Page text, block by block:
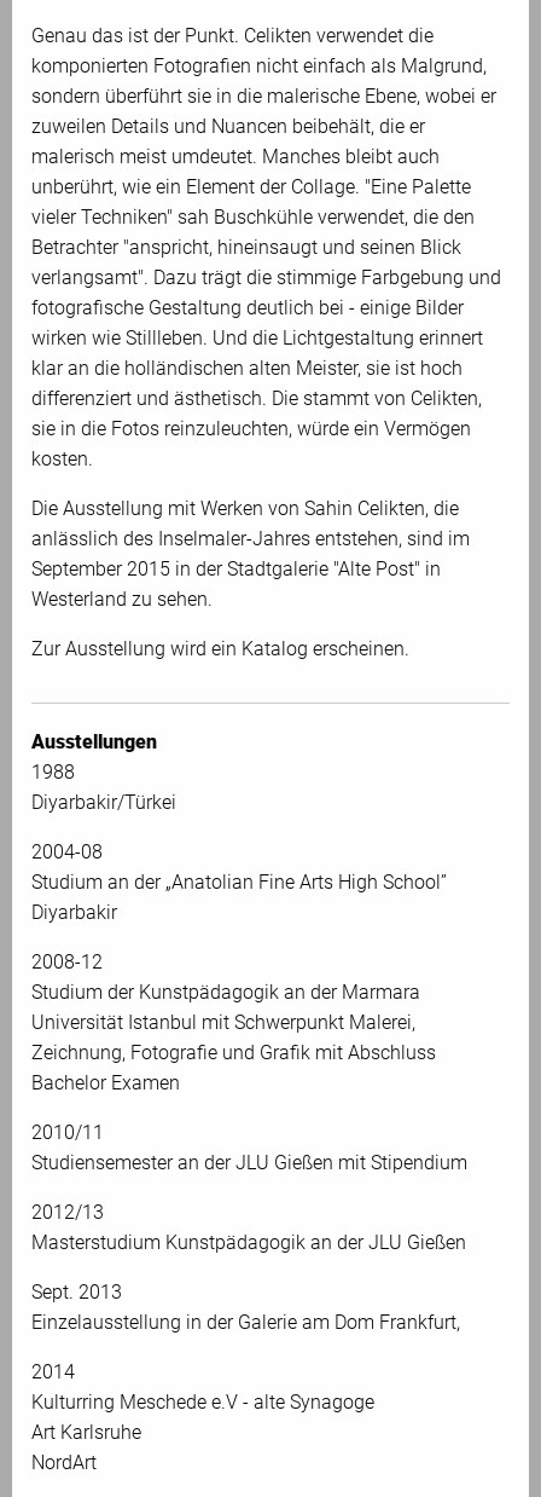
Genau das ist der Punkt. Celikten verwendet die
komponierten Fotografien nicht einfach als Malgrund,
sondern überführt sie in die malerische Ebene, wobei er
zuweilen Details und Nuancen beibehält, die er
malerisch meist umdeutet. Manches bleibt auch
unberührt, wie ein Element der Collage. "Eine Palette
vieler Techniken" sah Buschkühle verwendet, die den
Betrachter "anspricht, hineinsaugt und seinen Blick
verlangsamt". Dazu trägt die stimmige Farbgebung und
fotografische Gestaltung deutlich bei - einige Bilder
wirken wie Stillleben. Und die Lichtgestaltung erinnert
klar an die holländischen alten Meister, sie ist hoch
differenziert und ästhetisch. Die stammt von Celikten,
sie in die Fotos reinzuleuchten, würde ein Vermögen
kosten.
Die Ausstellung mit Werken von Sahin Celikten, die
anlässlich des Inselmaler-Jahres entstehen, sind im
September 2015 in der Stadtgalerie "Alte Post" in
Westerland zu sehen.
Zur Ausstellung wird ein Katalog erscheinen.
Ausstellungen
1988
Diyarbakir/Türkei
2004-08
Studium an der „Anatolian Fine Arts High School”
Diyarbakir
2008-12
Studium der Kunstpädagogik an der Marmara
Universität Istanbul mit Schwerpunkt Malerei,
Zeichnung, Fotografie und Grafik mit Abschluss
Bachelor Examen
2010/11
Studiensemester an der JLU Gießen mit Stipendium
2012/13
Masterstudium Kunstpädagogik an der JLU Gießen
Sept. 2013
Einzelausstellung in der Galerie am Dom Frankfurt,
2014
Kulturring Meschede e.V - alte Synagoge
Art Karlsruhe
NordArt